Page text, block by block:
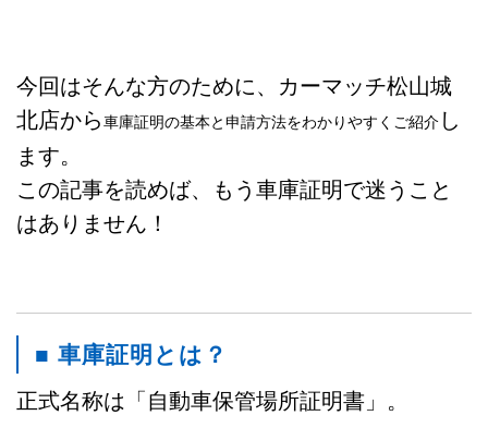
今回はそんな方のために、カーマッチ松山城
北店から車庫証明の基本と申請方法をわかりやすくご紹介 し
ます。
この記事を読めば、もう車庫証明で迷うこと
はありません！
■ 車庫証明とは？
正式名称は「自動車保管場所証明書」。